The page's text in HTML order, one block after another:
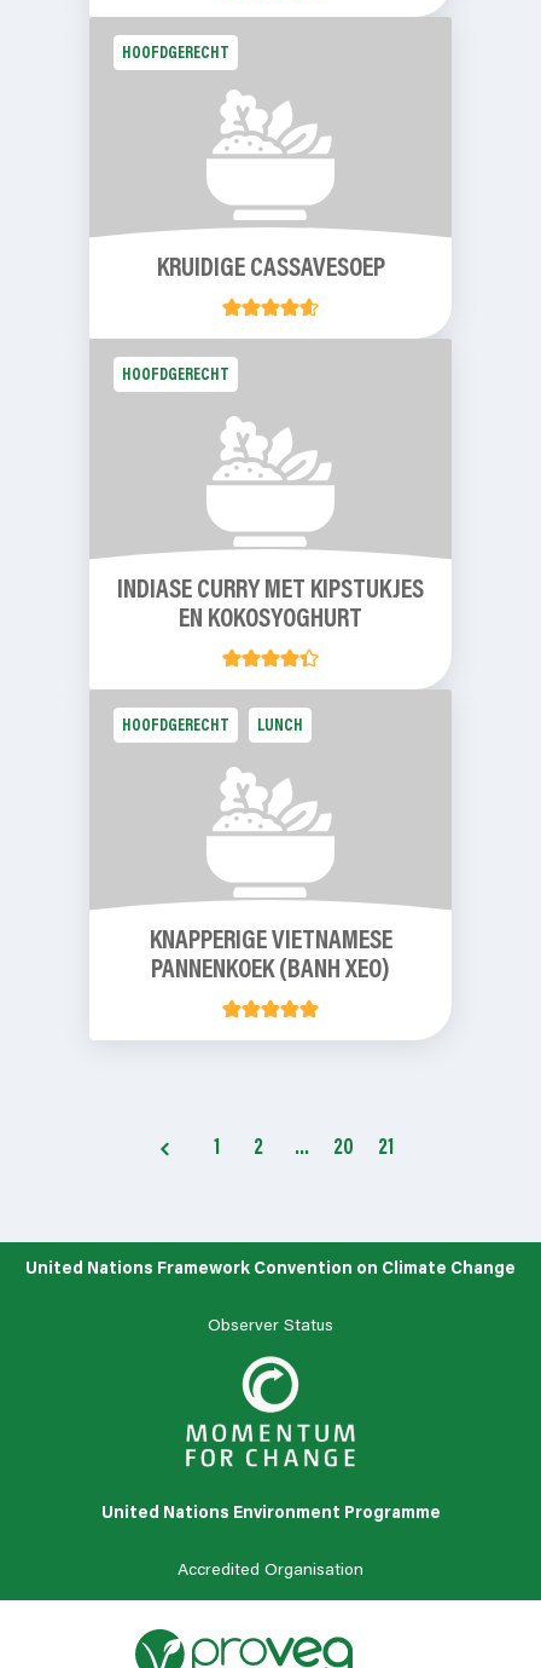
HOOFDGERECHT
KRUIDIGE CASSAVESOEP
HOOFDGERECHT
INDIASE CURRY MET KIPSTUKJES
EN KOKOSYOGHURT
HOOFDGERECHT LUNCH
KNAPPERIGE VIETNAMESE
PANNENKOEK (BANH XEO)
1 2 … 20 21
United Nations Framework Convention on Climate Change
Observer Status
United Nations Environment Programme
Accredited Organisation